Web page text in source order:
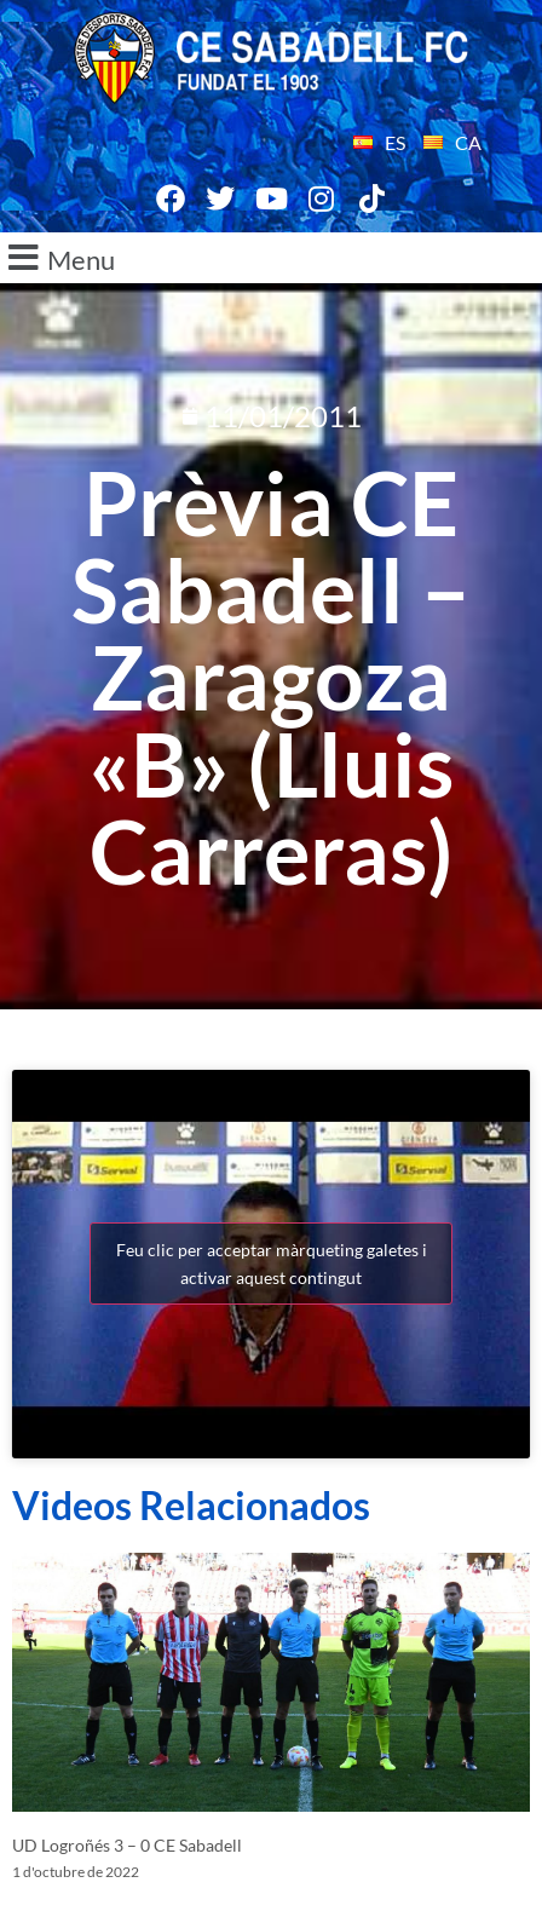
ES CA
Menu
11/01/2011
Prèvia CE
Sabadell –
Zaragoza
«B» (Lluis
Carreras)
Feu clic per acceptar màrqueting galetes i
activar aquest contingut
Videos Relacionados
UD Logroñés 3 – 0 CE Sabadell
1 d'octubre de 2022